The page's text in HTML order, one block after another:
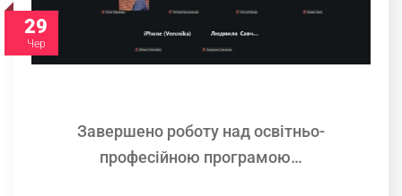
29
Чер
Завершено роботу над освітньо-
професійною програмою…